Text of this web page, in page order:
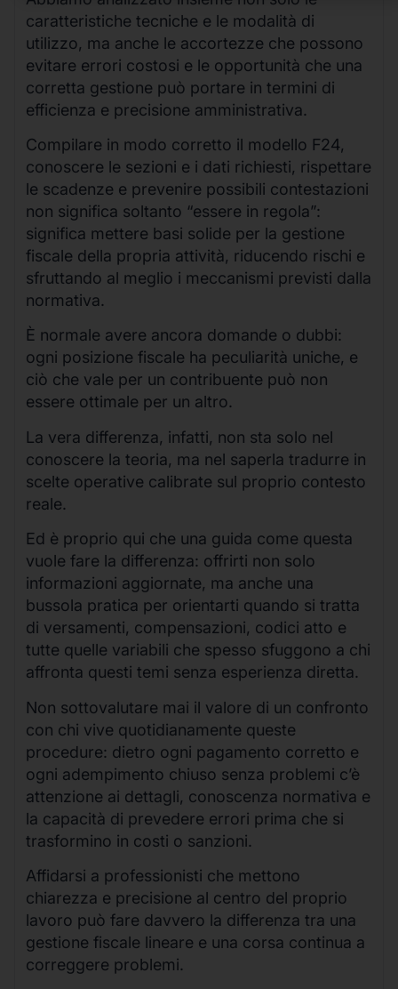
caratteristiche tecniche e le modalità di
utilizzo, ma anche le accortezze che possono
evitare errori costosi e le opportunità che una
corretta gestione può portare in termini di
efficienza e precisione amministrativa.
Compilare in modo corretto il modello F24,
conoscere le sezioni e i dati richiesti, rispettare
le scadenze e prevenire possibili contestazioni
non significa soltanto “essere in regola”:
significa mettere basi solide per la gestione
fiscale della propria attività, riducendo rischi e
sfruttando al meglio i meccanismi previsti dalla
normativa.
È normale avere ancora domande o dubbi:
ogni posizione fiscale ha peculiarità uniche, e
ciò che vale per un contribuente può non
essere ottimale per un altro.
La vera differenza, infatti, non sta solo nel
conoscere la teoria, ma nel saperla tradurre in
scelte operative calibrate sul proprio contesto
reale.
Ed è proprio qui che una guida come questa
vuole fare la differenza: offrirti non solo
informazioni aggiornate, ma anche una
bussola pratica per orientarti quando si tratta
di versamenti, compensazioni, codici atto e
tutte quelle variabili che spesso sfuggono a chi
affronta questi temi senza esperienza diretta.
Non sottovalutare mai il valore di un confronto
con chi vive quotidianamente queste
procedure: dietro ogni pagamento corretto e
ogni adempimento chiuso senza problemi c’è
attenzione ai dettagli, conoscenza normativa e
la capacità di prevedere errori prima che si
trasformino in costi o sanzioni.
Affidarsi a professionisti che mettono
chiarezza e precisione al centro del proprio
lavoro può fare davvero la differenza tra una
gestione fiscale lineare e una corsa continua a
correggere problemi.